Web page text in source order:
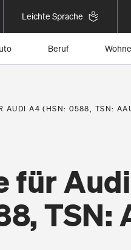
Leichte Sprache
Beruf
AUDI A4 (HSN: 0588, TSN:
für
TSN: